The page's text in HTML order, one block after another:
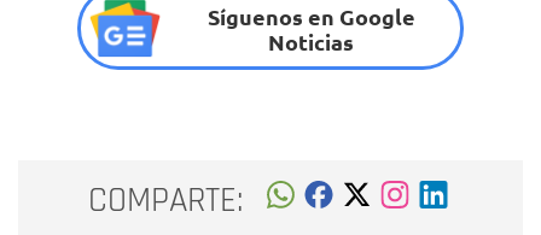
Síguenos en Google
Noticias
COMPARTE: